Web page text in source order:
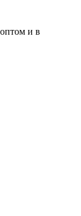
и в